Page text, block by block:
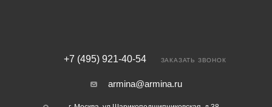
+7 (495) 921-40-54 ЗАКАЗАТЬ ЗВОНОК
armina@armina.ru